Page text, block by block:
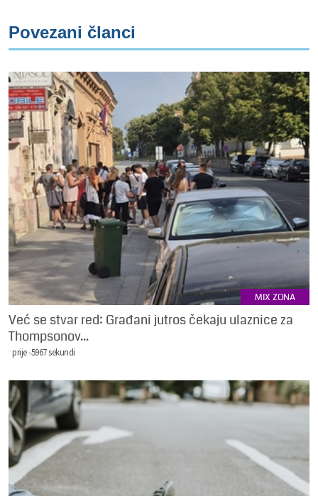
Povezani članci
MIX ZONA
Već se stvar red: Građani jutros čekaju ulaznice za
Thompsonov...
prije -5967 sekundi